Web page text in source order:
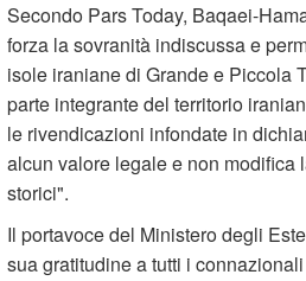
Secondo Pars Today, Baqaei-
forza la sovranità indiscussa e
isole iraniane di Grande e Piccola
parte integrante del territorio
le rivendicazioni infondate in
alcun valore legale e non modifica
storici".
Il portavoce del Ministero degli
sua gratitudine a tutti i